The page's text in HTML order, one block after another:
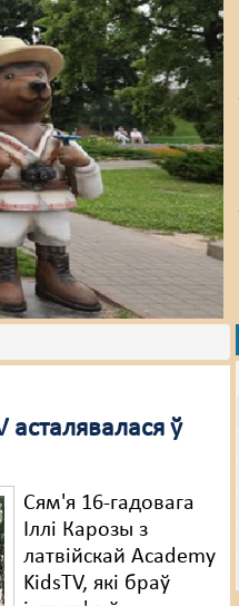
асталявалася ў
Сям'я 16-гадовага
Іллі Карозы з
латвійскай Academy
KidsTV, які браў